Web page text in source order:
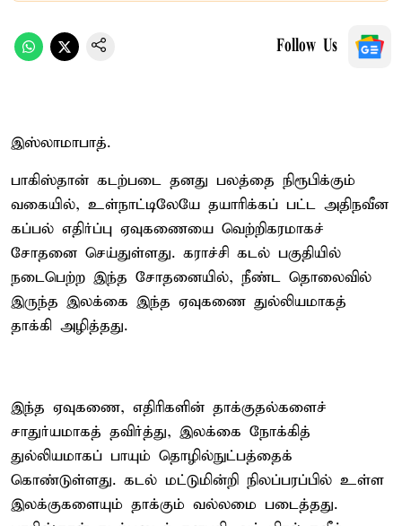
Follow Us
இஸ்லாமாபாத்.
பாகிஸ்தான் கடற்படை தனது பலத்தை நிரூபிக்கும்
வகையில், உள்நாட்டிலேயே தயாரிக்கப் பட்ட அதிநவீன
கப்பல் எதிர்ப்பு ஏவுகணையை வெற்றிகரமாகச்
சோதனை செய்துள்ளது. கராச்சி கடல் பகுதியில்
நடைபெற்ற இந்த சோதனையில், நீண்ட தொலைவில்
இருந்த இலக்கை இந்த ஏவுகணை துல்லியமாகத்
தாக்கி அழித்தது.
இந்த ஏவுகணை, எதிரிகளின் தாக்குதல்களைச்
சாதுர்யமாகத் தவிர்த்து, இலக்கை நோக்கித்
துல்லியமாகப் பாயும் தொழில்நுட்பத்தைக்
கொண்டுள்ளது. கடல் மட்டுமின்றி நிலப்பரப்பில் உள்ள
இலக்குகளையும் தாக்கும் வல்லமை படைத்தது.